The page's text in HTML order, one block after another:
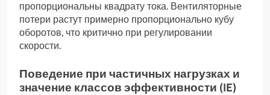
пропорциональны квадрату тока. Вентиляторные
потери растут примерно пропорционально кубу
оборотов, что критично при регулировании
скорости.
Поведение при частичных нагрузках и
значение классов эффективности (IE)